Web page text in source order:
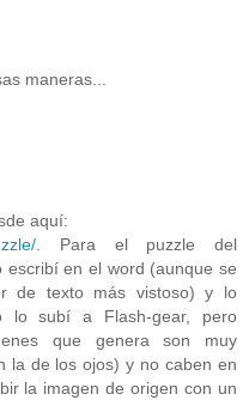
maneras...
aquí:
. Para el puzzle del
escribí en el word (aunque se
de texto más vistoso) y lo
lo subí a Flash-gear, pero
que genera son muy
la de los ojos) y no caben en
la imagen de origen con un